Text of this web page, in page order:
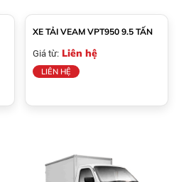
XE TẢI VEAM VPT950 9.5 TẤN
Giá từ: Liên hệ
LIÊN HỆ